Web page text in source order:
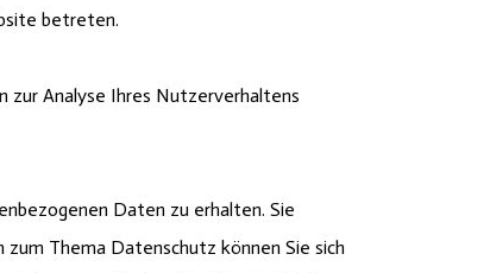
betreten.
zur Analyse Ihres Nutzerverhaltens
Daten zu erhalten. Sie
Thema Datenschutz können Sie sich